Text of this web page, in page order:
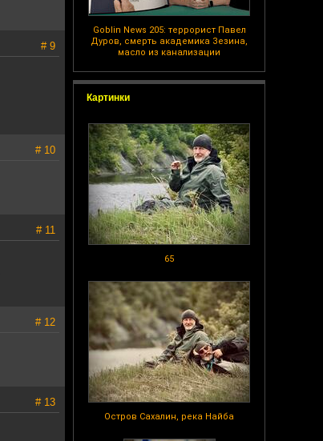
Goblin News 205: террорист Павел
Дуров, смерть академика Зезина,
масло из канализации
Картинки
65
Остров Сахалин, река Найба
# 9
# 10
# 11
# 12
# 13